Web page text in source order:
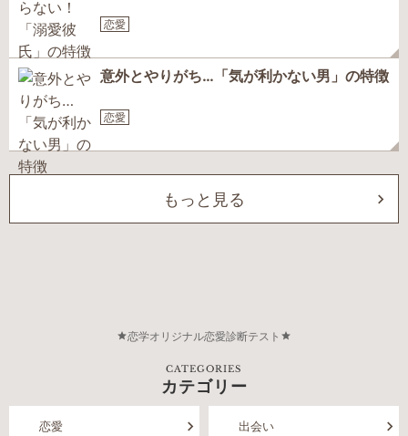
恋愛
意外とやりがち…「気が利かない男」の特徴
恋愛
もっと見る
恋学オリジナル恋愛診断テスト
CATEGORIES
カテゴリー
恋愛 出会い